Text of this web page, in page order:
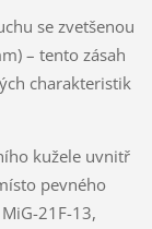
se zvetšenou
– tento zásah
charakteristik
kužele uvnitř
pevného
21F-13,